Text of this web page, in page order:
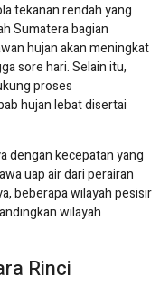
tekanan rendah yang
Sumatera bagian
hujan akan meningkat
sore hari. Selain itu,
proses
hujan lebat disertai
dengan kecepatan yang
uap air dari perairan
beberapa wilayah pesisir
wilayah
Rinci